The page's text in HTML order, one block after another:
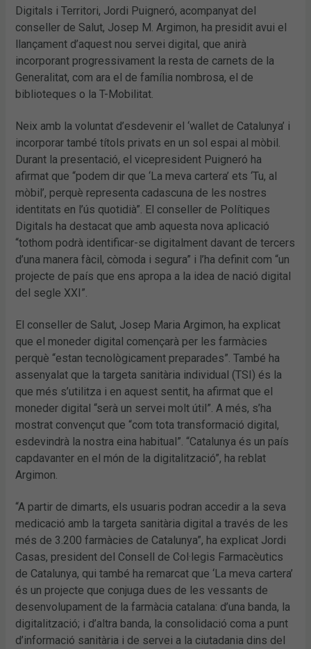
Digitals i Territori, Jordi Puigneró, acompanyat del
conseller de Salut, Josep M. Argimon, ha presidit avui el
llançament d’aquest nou servei digital, que anirà
incorporant progressivament la resta de carnets de la
Generalitat, com ara el de família nombrosa, el de
biblioteques o la T-Mobilitat.
Neix amb la voluntat d’esdevenir el ‘wallet de Catalunya’ i
incorporar també títols privats en un sol espai al mòbil.
Durant la presentació, el vicepresident Puigneró ha
afirmat que “podem dir que ‘La meva cartera’ ets ‘Tu, al
mòbil’, perquè representa cadascuna de les nostres
identitats en l’ús quotidià”. El conseller de Polítiques
Digitals ha destacat que amb aquesta nova aplicació
“tothom podrà identificar-se digitalment davant de tercers
d’una manera fàcil, còmoda i segura” i l’ha definit com “un
projecte de país que ens apropa a la idea de nació digital
del segle XXI”.
El conseller de Salut, Josep Maria Argimon, ha explicat
que el moneder digital començarà per les farmàcies
perquè “estan tecnològicament preparades”. També ha
assenyalat que la targeta sanitària individual (TSI) és la
que més s’utilitza i en aquest sentit, ha afirmat que el
moneder digital “serà un servei molt útil”. A més, s’ha
mostrat convençut que “com tota transformació digital,
esdevindrà la nostra eina habitual”. “Catalunya és un país
capdavanter en el món de la digitalització”, ha reblat
Argimon.
“A partir de dimarts, els usuaris podran accedir a la seva
medicació amb la targeta sanitària digital a través de les
més de 3.200 farmàcies de Catalunya”, ha explicat Jordi
Casas, president del Consell de Col·legis Farmacèutics
de Catalunya, qui també ha remarcat que ‘La meva cartera’
és un projecte que conjuga dues de les vessants de
desenvolupament de la farmàcia catalana: d’una banda, la
digitalització; i d’altra banda, la consolidació coma a punt
d’informació sanitària i de servei a la ciutadania dins del